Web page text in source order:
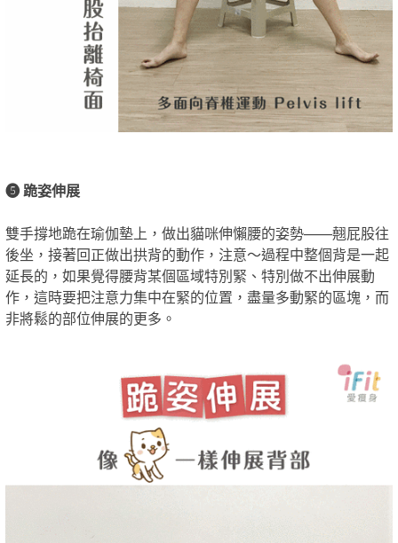
❺ 跪姿伸展
雙手撐地跪在瑜伽墊上，做出貓咪伸懶腰的姿勢——翹屁股往
後坐，接著回正做出拱背的動作，注意～過程中整個背是一起
延長的，如果覺得腰背某個區域特別緊、特別做不出伸展動
作，這時要把注意力集中在緊的位置，盡量多動緊的區塊，而
非將鬆的部位伸展的更多。